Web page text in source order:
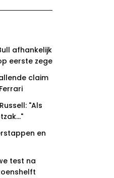
afhankelijk
eerste zege
claim
"Als
en
test na